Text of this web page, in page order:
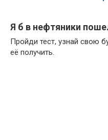
Я б в нефтяники
Пройди тест, узнай свою
её получить.